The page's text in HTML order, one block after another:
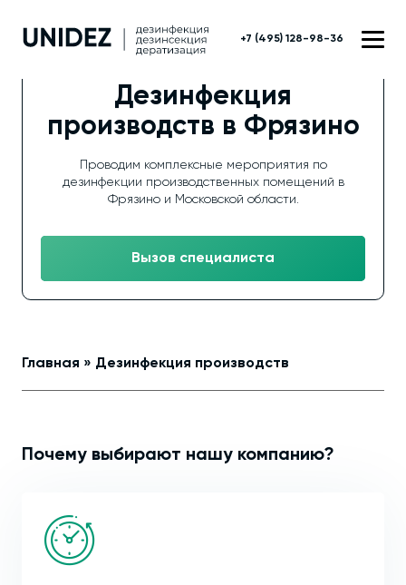
+7 (495) 128-98-36
Дезинфекция
производств в Фрязино
Проводим комплексные мероприятия по
дезинфекции производственных помещений в
Фрязино и Московской области.
Вызов специалиста
Главная » Дезинфекция производств
Почему выбирают нашу компанию?